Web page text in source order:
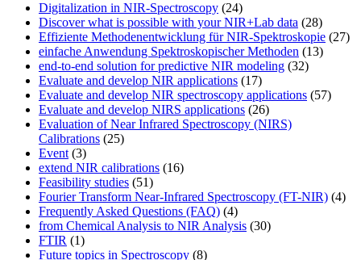
Digitalization in NIR-Spectroscopy (24)
Discover what is possible with your NIR+Lab data (28)
Effiziente Methodenentwicklung für NIR-Spektroskopie (27)
einfache Anwendung Spektroskopischer Methoden (13)
end-to-end solution for predictive NIR modeling (32)
Evaluate and develop NIR applications (17)
Evaluate and develop NIR spectroscopy applications (57)
Evaluate and develop NIRS applications (26)
Evaluation of Near Infrared Spectroscopy (NIRS)
Calibrations (25)
Event (3)
extend NIR calibrations (16)
Feasibility studies (51)
Fourier Transform Near-Infrared Spectroscopy (FT-NIR) (4)
Frequently Asked Questions (FAQ) (4)
from Chemical Analysis to NIR Analysis (30)
FTIR (1)
Future topics in Spectroscopy (8)